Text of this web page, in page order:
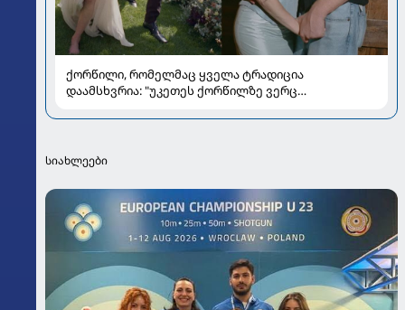
ქორწილი, რომელმაც ყველა ტრადიცია
დაამსხვრია: "უკეთეს ქორწილზე ვერც
სიახლეები